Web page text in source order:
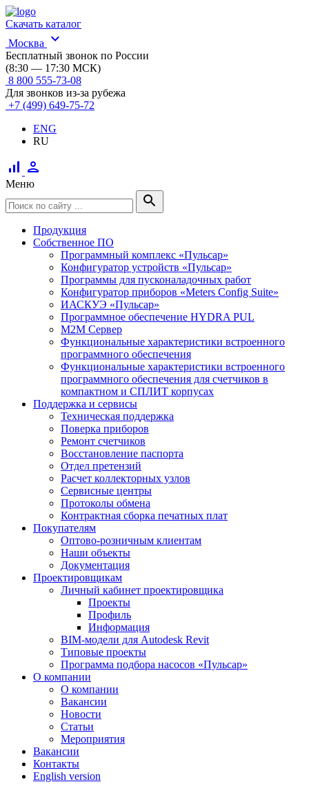
Скачать каталог
Москва
expand_more
Бесплатный звонок по России
(8:30 — 17:30 МСК)
8 800 555-73-08
Для звонков из-за рубежа
+7 (499) 649-75-72
ENG
RU
signal_cellular_alt person
Меню
search
Продукция
Собственное ПО
Программный комплекс «Пульсар»
Конфигуратор устройств «Пульсар»
Программы для пусконаладочных работ
Конфигуратор приборов «Meters Config Suite»
ИАСКУЭ «Пульсар»
Программное обеспечение HYDRA PUL
M2M Сервер
Функциональные характеристики встроенного
программного обеспечения
Функциональные характеристики встроенного
программного обеспечения для счетчиков в
компактном и СПЛИТ корпусах
Поддержка и сервисы
Техническая поддержка
Поверка приборов
Ремонт счетчиков
Восстановление паспорта
Отдел претензий
Расчет коллекторных узлов
Сервисные центры
Протоколы обмена
Контрактная сборка печатных плат
Покупателям
Оптово-розничным клиентам
Наши объекты
Документация
Проектировщикам
Личный кабинет проектировщика
Проекты
Профиль
Информация
BIM-модели для Autodesk Revit
Типовые проекты
Программа подбора насосов «Пульсар»
О компании
О компании
Вакансии
Новости
Статьи
Мероприятия
Вакансии
Контакты
English version